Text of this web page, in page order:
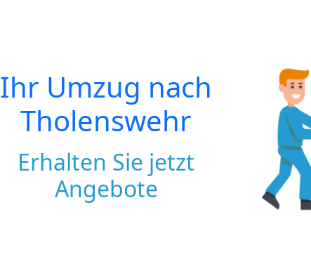
Ihr Umzug nach
Tholenswehr
Erhalten Sie jetzt
Angebote